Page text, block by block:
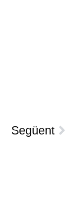
Següent